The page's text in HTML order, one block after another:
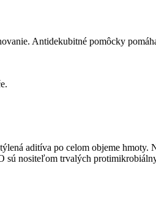
Antidekubitné pomôcky
aditíva po celom objeme hmoty.
nositeľom trvalých